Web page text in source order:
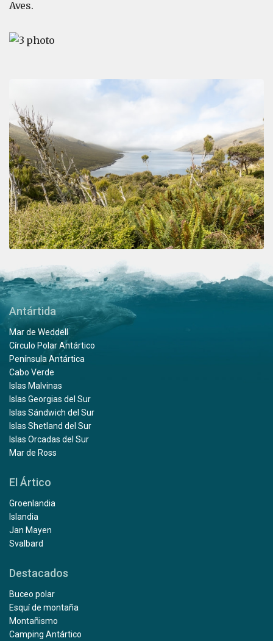
Aves.
Antártida
Mar de Weddell
Círculo Polar Antártico
Península Antártica
Cabo Verde
Islas Malvinas
Islas Georgias del Sur
Islas Sándwich del Sur
Islas Shetland del Sur
Islas Orcadas del Sur
Mar de Ross
El Ártico
Groenlandia
Islandia
Jan Mayen
Svalbard
Destacados
Buceo polar
Esquí de montaña
Montañismo
Camping Antártico